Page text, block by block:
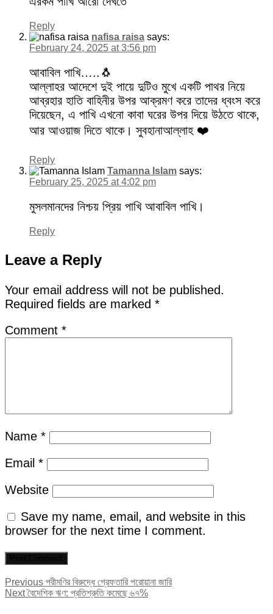
Reply
nafisa raisa says:
February 24, 2025 at 3:56 pm
আবাবিল পাখি…..🐧
আল্লাহর আদেশে দুই পায়ে দুটিও মুখে একটি পাথর নিয়ে
আব্রহার হাতি বাহিনীর উপর আক্রমণ করে তাদের ধ্বংস করে
দিয়েছেন, এ পাখি এখনো কাবা ঘরের উপর দিয়ে উঠতে থাকে,
আর আওয়াজ দিতে থাকে। সুবহানাআল্লাহ ❤️
Reply
Tamanna Islam says:
February 25, 2025 at 4:02 pm
মুসলমানদের নিশ্চয় প্রিয় পাখি আবাবিল পাখি।
Reply
Leave a Reply
Your email address will not be published.
Required fields are marked *
Comment *
Name *
Email *
Website
Save my name, email, and website in this
browser for the next time I comment.
Post
navigation
Previous Previous
post:
পরীমণির বিরুদ্ধে গ্রেফতারি পরোয়ানা জারি
NextNext
বৈদেশিক ঋণ: প্রতিশ্রুতি কমেছে ৬৭%